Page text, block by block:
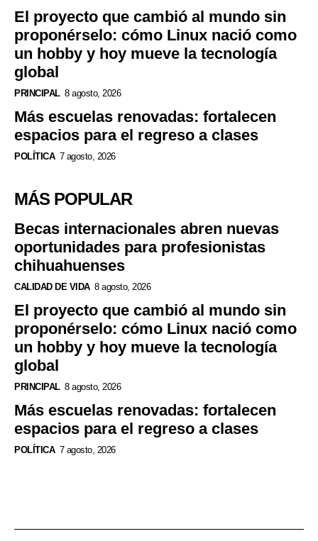
El proyecto que cambió al mundo sin
proponérselo: cómo Linux nació como
un hobby y hoy mueve la tecnología
global
PRINCIPAL 8 agosto, 2026
Más escuelas renovadas: fortalecen
espacios para el regreso a clases
POLÍTICA 7 agosto, 2026
MÁS POPULAR
Becas internacionales abren nuevas
oportunidades para profesionistas
chihuahuenses
CALIDAD DE VIDA 8 agosto, 2026
El proyecto que cambió al mundo sin
proponérselo: cómo Linux nació como
un hobby y hoy mueve la tecnología
global
PRINCIPAL 8 agosto, 2026
Más escuelas renovadas: fortalecen
espacios para el regreso a clases
POLÍTICA 7 agosto, 2026